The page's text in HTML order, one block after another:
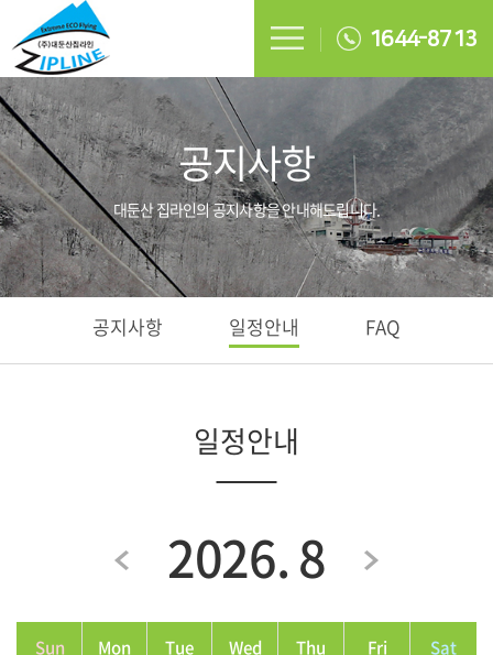
1644-8713
공지사항
대둔산 집라인의 공지사항을 안내해드립니다.
공지사항 일정안내 FAQ
일정안내
2026. 8
Sun Mon Tue Wed Thu Fri
Sat